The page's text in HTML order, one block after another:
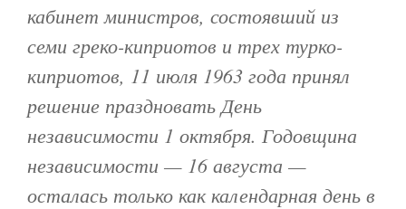
кабинет министров, состоявший из
семи греко-киприотов и трех турко-
киприотов, 11 июля 1963 года принял
решение праздновать День
независимости 1 октября. Годовщина
независимости — 16 августа —
осталась только как календарная день в